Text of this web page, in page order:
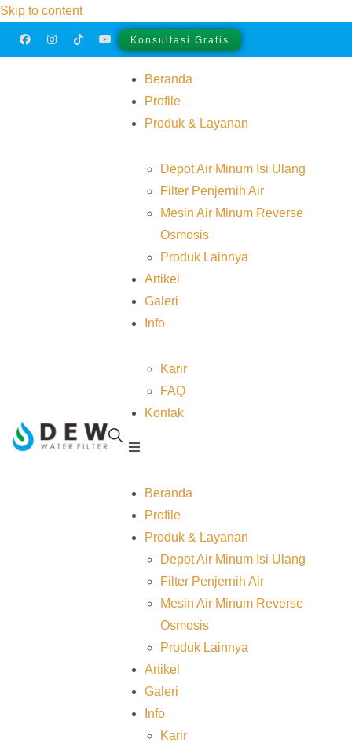
Skip to content
Konsultasi Gratis
Beranda
Profile
Produk & Layanan
Depot Air Minum Isi Ulang
Filter Penjernih Air
Mesin Air Minum Reverse
Osmosis
Produk Lainnya
Artikel
Galeri
Info
Karir
FAQ
Kontak
Beranda
Profile
Produk & Layanan
Depot Air Minum Isi Ulang
Filter Penjernih Air
Mesin Air Minum Reverse
Osmosis
Produk Lainnya
Artikel
Galeri
Info
Karir